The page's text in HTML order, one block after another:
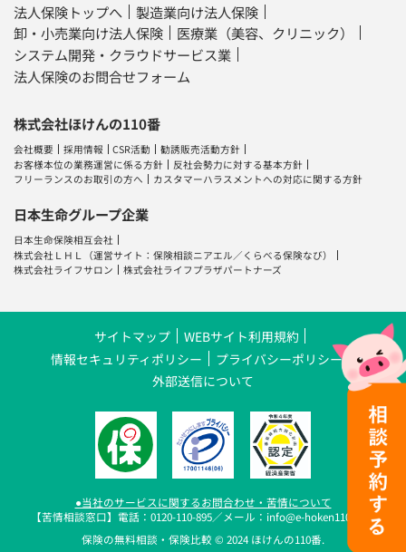
法人保険トップへ
製造業向け法人保険
卸・小売業向け法人保険
医療業（美容、クリニック）
システム開発・クラウドサービス業
法人保険のお問合せフォーム
株式会社ほけんの110番
会社概要 採用情報 CSR活動
勧誘販売活動方針
お客様本位の業務運営に係る方針
反社会勢力に対する基本方針
フリーランスのお取引の方へ
カスタマーハラスメントへの対応に関する方針
日本生命グループ企業
日本生命保険相互会社
株式会社ＬＨＬ
（運営サイト：保険相談ニアエル ／ くらべる保険なび）
株式会社ライフサロン
株式会社ライフプラザパートナーズ
サイトマップ
WEBサイト利用規約
情報セキュリティポリシー
プライバシーポリシー
外部送信について
●当社のサービスに関するお問合わせ・苦情について
【苦情相談窓口】電話：0120-110-895／メール：info@e-hoken110.com
保険の無料相談・保険比較 © 2024 ほけんの110番.